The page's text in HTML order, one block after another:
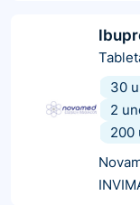
30
2
200